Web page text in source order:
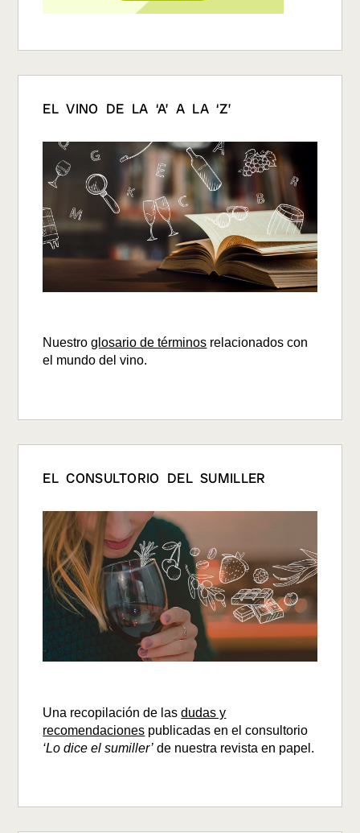
EL VINO DE LA ‘A’ A LA ‘Z’
Nuestroglosario de términos relacionados con
el mundo del vino.
EL CONSULTORIO DEL SUMILLER
Una recopilación de lasdudas y
recomendaciones publicadas en el consultorio
‘Lo dice el sumiller’ de nuestra revista en papel.